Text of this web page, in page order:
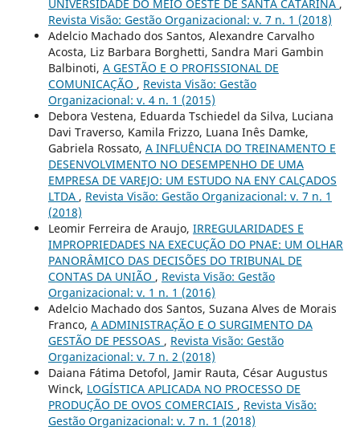
UNIVERSIDADE DO MEIO OESTE DE SANTA CATARINA ,
Revista Visão: Gestão Organizacional: v. 7 n. 1 (2018)
Adelcio Machado dos Santos, Alexandre Carvalho
Acosta, Liz Barbara Borghetti, Sandra Mari Gambin
Balbinoti, A GESTÃO E O PROFISSIONAL DE
COMUNICAÇÃO , Revista Visão: Gestão
Organizacional: v. 4 n. 1 (2015)
Debora Vestena, Eduarda Tschiedel da Silva, Luciana
Davi Traverso, Kamila Frizzo, Luana Inês Damke,
Gabriela Rossato, A INFLUÊNCIA DO TREINAMENTO E
DESENVOLVIMENTO NO DESEMPENHO DE UMA
EMPRESA DE VAREJO: UM ESTUDO NA ENY CALÇADOS
LTDA , Revista Visão: Gestão Organizacional: v. 7 n. 1
(2018)
Leomir Ferreira de Araujo, IRREGULARIDADES E
IMPROPRIEDADES NA EXECUÇÃO DO PNAE: UM OLHAR
PANORÂMICO DAS DECISÕES DO TRIBUNAL DE
CONTAS DA UNIÃO , Revista Visão: Gestão
Organizacional: v. 1 n. 1 (2016)
Adelcio Machado dos Santos, Suzana Alves de Morais
Franco, A ADMINISTRAÇÃO E O SURGIMENTO DA
GESTÃO DE PESSOAS , Revista Visão: Gestão
Organizacional: v. 7 n. 2 (2018)
Daiana Fátima Detofol, Jamir Rauta, César Augustus
Winck, LOGÍSTICA APLICADA NO PROCESSO DE
PRODUÇÃO DE OVOS COMERCIAIS , Revista Visão:
Gestão Organizacional: v. 7 n. 1 (2018)